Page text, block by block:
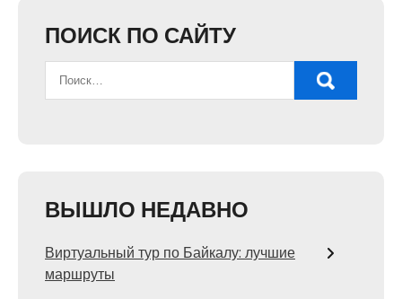
ПОИСК ПО САЙТУ
ВЫШЛО НЕДАВНО
Виртуальный тур по Байкалу: лучшие
маршруты